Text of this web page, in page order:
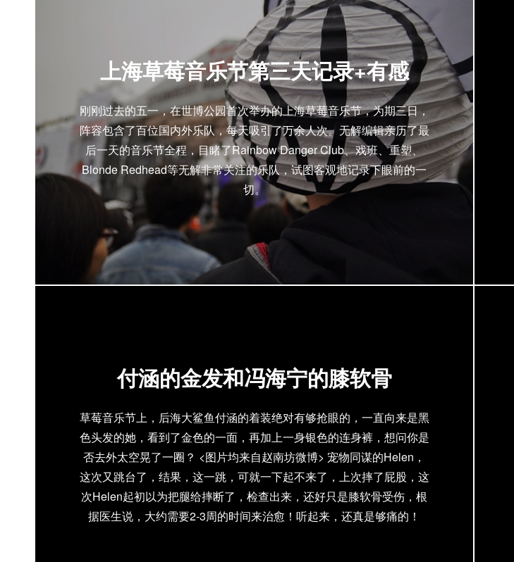
上海草莓音乐节第三天记录+有感
刚刚过去的五一，在世博公园首次举办的上海草莓音乐节，为期三日，
阵容包含了百位国内外乐队，每天吸引了万余人次。无解编辑亲历了最
后一天的音乐节全程，目睹了Rainbow Danger Club、戏班、重塑、
Blonde Redhead等无解非常关注的乐队，试图客观地记录下眼前的一
切。
付涵的金发和冯海宁的膝软骨
草莓音乐节上，后海大鲨鱼付涵的着装绝对有够抢眼的，一直向来是黑
色头发的她，看到了金色的一面，再加上一身银色的连身裤，想问你是
否去外太空晃了一圈？ <图片均来自赵南坊微博> 宠物同谋的Helen，
这次又跳台了，结果，这一跳，可就一下起不来了，上次摔了屁股，这
次Helen起初以为把腿给摔断了，检查出来，还好只是膝软骨受伤，根
据医生说，大约需要2-3周的时间来治愈！听起来，还真是够痛的！